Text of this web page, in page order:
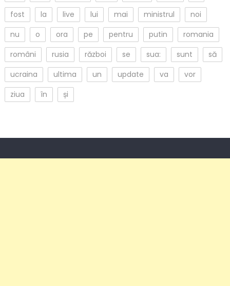
fost
la live lui mai ministrul
noi
nu
o ora pe pentru putin
romania
români
rusia război se sua: sunt
să
ucraina
ultima un update va
vor
ziua
în și